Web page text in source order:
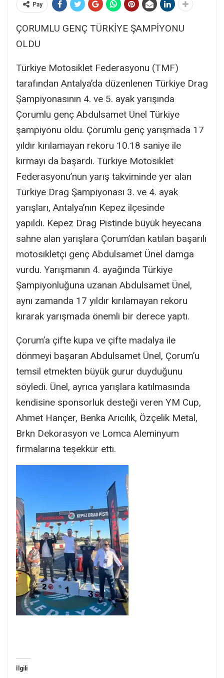
Pay
ÇORUMLU GENÇ TÜRKİYE ŞAMPİYONU
OLDU
Türkiye Motosiklet Federasyonu (TMF)
tarafından Antalya’da düzenlenen Türkiye Drag
Şampiyonasının 4. ve 5. ayak yarışında
Çorumlu genç Abdulsamet Ünel Türkiye
şampiyonu oldu. Çorumlu genç yarışmada 17
yıldır kırılamayan rekoru 10.18 saniye ile
kırmayı da başardı. Türkiye Motosiklet
Federasyonu’nun yarış takviminde yer alan
Türkiye Drag Şampiyonası 3. ve 4. ayak
yarışları, Antalya’nın Kepez ilçesinde
yapıldı. Kepez Drag Pistinde büyük heyecana
sahne alan yarışlara Çorum’dan katılan başarılı
motosikletçi genç Abdulsamet Ünel damga
vurdu. Yarışmanın 4. ayağında Türkiye
Şampiyonluğuna uzanan Abdulsamet Ünel,
aynı zamanda 17 yıldır kırılamayan rekoru
kırarak yarışmada önemli bir derece yaptı.
Çorum’a çifte kupa ve çifte madalya ile
dönmeyi başaran Abdulsamet Ünel, Çorum’u
temsil etmekten büyük gurur duyduğunu
söyledi. Ünel, ayrıca yarışlara katılmasında
kendisine sponsorluk desteği veren YM Cup,
Ahmet Hançer, Benka Arıcılık, Özçelik Metal,
Brkn Dekorasyon ve Lomca Aleminyum
firmalarına teşekkür etti.
İlgili